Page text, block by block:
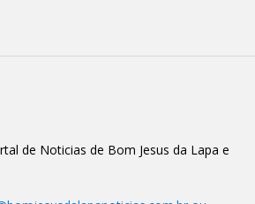
de Noticias de Bom Jesus da Lapa e